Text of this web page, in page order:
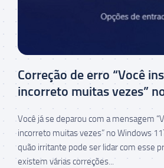
Correção de erro “Você
incorreto muitas vezes”
Você já se deparou com a mensagem
incorreto muitas vezes” no Windows
quão irritante pode ser lidar com esse
existem várias correções...